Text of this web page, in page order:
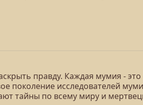
правду. Каждая мумия - это
поколение исследователей
тайны по всему миру и